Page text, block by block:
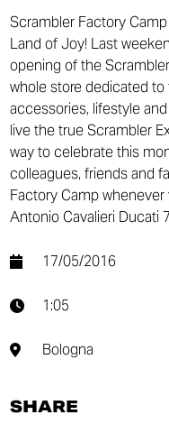
Scrambler Factory
Land of Joy! Last
opening of the
whole store dedicated to
accessories, lifestyle
live the true Scrambler
way to celebrate this
colleagues, friends and
Factory Camp whenever
Antonio Cavalieri Ducati
17/05/2016
1:05
Bologna
SHARE